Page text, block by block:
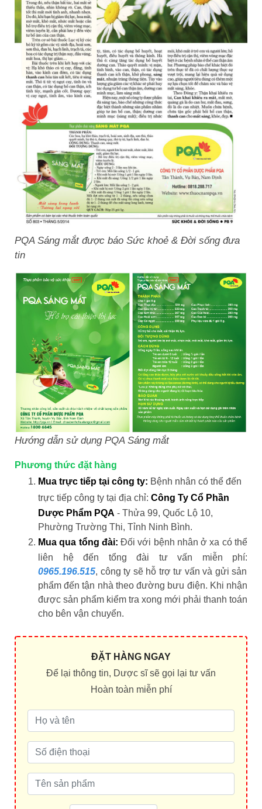
PQA Sáng mắt được báo Sức khoẻ & Đời sống đưa
tin
Hướng dẫn sử dụng PQA Sáng mắt
Phương thức đặt hàng
Mua trực tiếp tại công ty: Bệnh nhân có thể đến
trực tiếp công ty tại địa chỉ: Công Ty Cổ Phần
Dược Phẩm PQA - Thửa 99, Quốc Lộ 10,
Phường Trường Thi, Tỉnh Ninh Bình.
Mua qua tổng đài:Đối với bệnh nhân ở xa có thể
liên hệ đến tổng đài tư vấn miễn phí:
0965.196.515, công ty sẽ hỗ trợ tư vấn và gửi sản
phẩm đến tận nhà theo đường bưu điện. Khi nhận
được sản phẩm kiểm tra xong mới phải thanh toán
cho bên vận chuyển.
ĐẶT HÀNG NGAY
Để lại thông tin, Dược sĩ sẽ gọi lại tư vấn
Hoàn toàn miễn phí